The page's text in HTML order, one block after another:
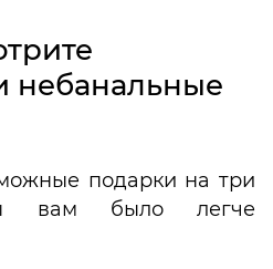
небанальные
подарки на три
вам было легче